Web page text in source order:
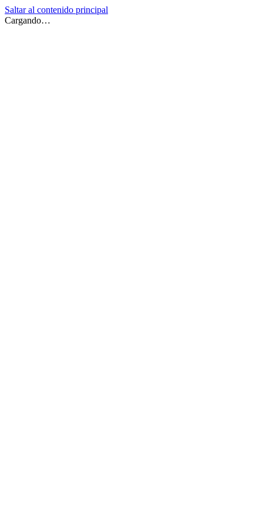
Saltar al contenido principal
Cargando…